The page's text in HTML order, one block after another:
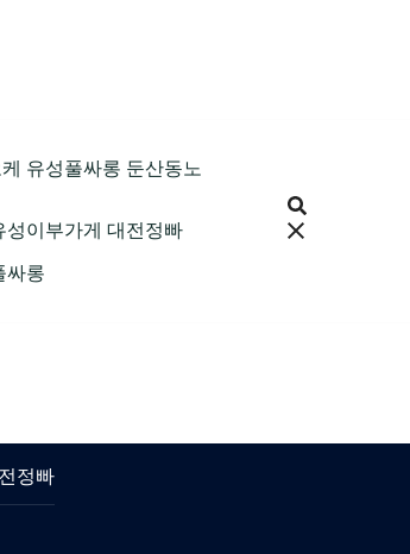
유성풀싸롱 둔산동노
성이부가게 대전정빠
싸롱
정빠